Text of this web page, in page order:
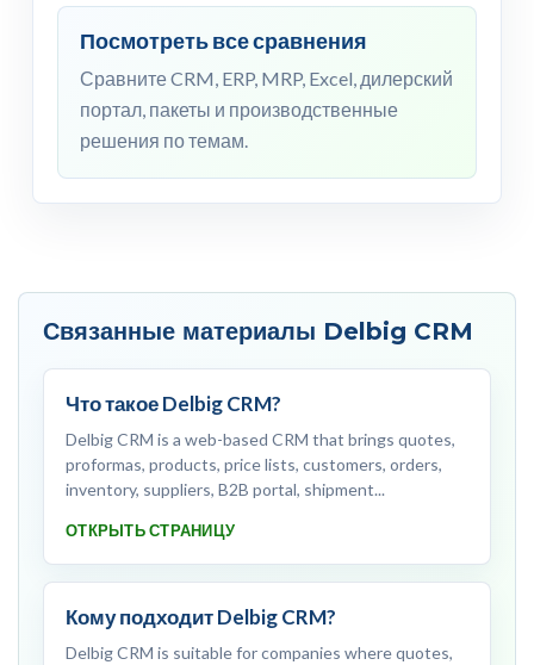
Посмотреть все сравнения
Сравните CRM, ERP, MRP, Excel, дилерский
портал, пакеты и производственные
решения по темам.
Связанные материалы Delbig CRM
Что такое Delbig CRM?
Delbig CRM is a web-based CRM that brings quotes,
proformas, products, price lists, customers, orders,
inventory, suppliers, B2B portal, shipment...
ОТКРЫТЬ СТРАНИЦУ
Кому подходит Delbig CRM?
Delbig CRM is suitable for companies where quotes,